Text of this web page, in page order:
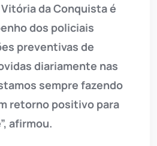
da Conquista é
dos policiais
preventivas de
diariamente nas
sempre fazendo
retorno positivo para
afirmou.